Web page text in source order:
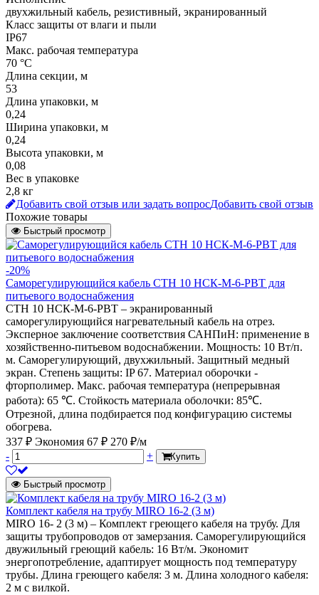
двухжильный кабель, резистивный, экранированный
Класс защиты от влаги и пыли
IP67
Макс. рабочая температура
70 °С
Длина секции, м
53
Длина упаковки, м
0,24
Ширина упаковки, м
0,24
Высота упаковки, м
0,08
Вес в упаковке
2,8 кг
Добавить свой отзыв или задать вопросДобавить свой отзыв
Похожие товары
Быстрый просмотр
-20%
Саморегулирующийся кабель СТН 10 НСК-М-6-РВТ для
питьевого водоснабжения
СТН 10 НСК-М-6-РВТ – экранированный
саморегулирующийся нагревательный кабель на отрез.
Эксперное заключение соответствия САНПиН: применение в
хозяйственно-питьевом водоснабжении. Мощность: 10 Вт/п.
м. Саморегулирующий, двухжильный. Защитный медный
экран. Степень защиты: IP 67. Материал оборочки -
фторполимер. Макс. рабочая температура (непрерывная
работа): 65 ℃. Стойкость материала оболочки: 85℃.
Отрезной, длина подбирается под конфигурацию системы
обогрева.
337 ₽ Экономия 67 ₽ 270 ₽/м
-
+ Купить
Быстрый просмотр
Комплект кабеля на трубу MIRO 16-2 (3 м)
MIRO 16- 2 (3 м) – Комплект греющего кабеля на трубу. Для
защиты трубопроводов от замерзания. Саморегулирующийся
двужильный греющий кабель: 16 Вт/м. Экономит
энергопотребление, адаптирует мощность под температуру
трубы. Длина греющего кабеля: 3 м. Длина холодного кабеля:
2 м с вилкой.